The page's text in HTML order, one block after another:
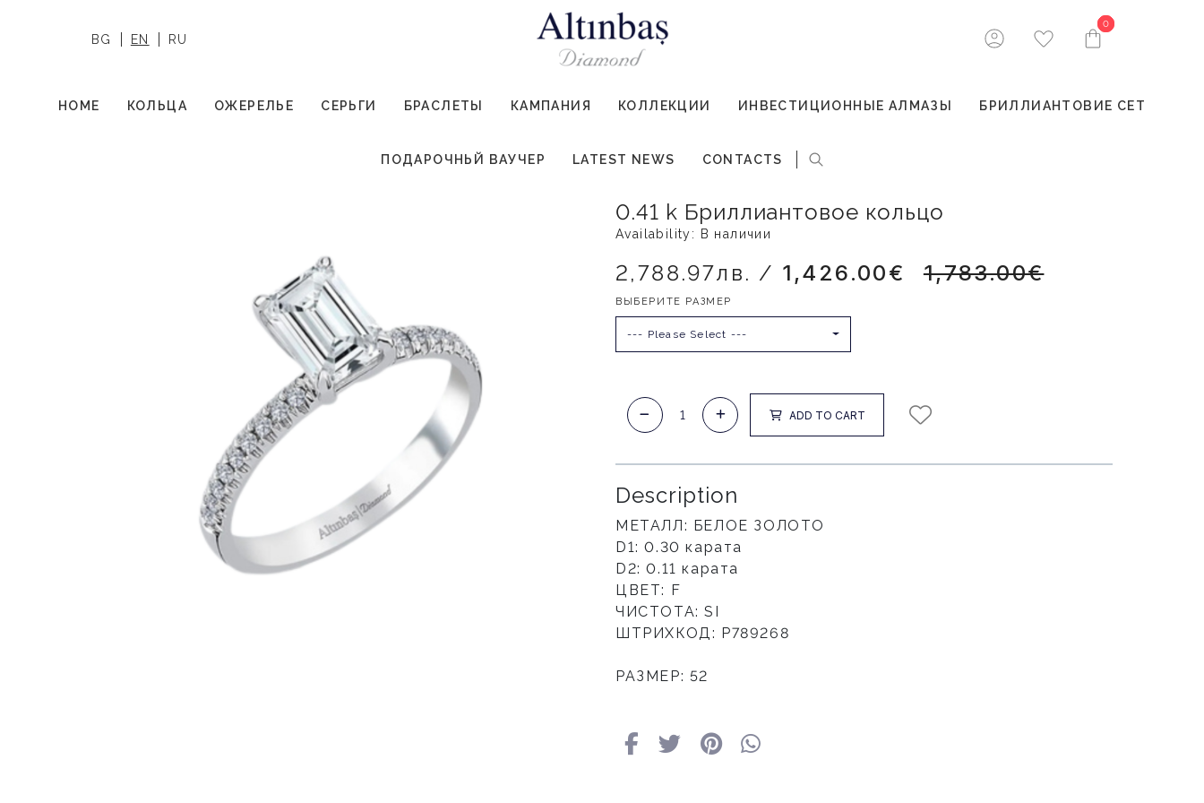
BG EN RU
0
0
HOME КОЛЬЦА ОЖЕРЕЛЬЕ СЕРЬГИ БРАСЛЕТЫ КАМПАНИЯ КОЛЛЕКЦИИ ИНВЕСТИЦИОННЫЕ АЛМАЗЫ БРИЛЛИАНТОВИЕ СЕТ
ПОДАРОЧНЬЙ ВАУЧЕР LATEST NEWS CONTACTS
0.41 k Бриллиантовое кольцо
Availability: В наличии
2,788.97лв. / 1,426.00€ 1,783.00€
ВЫБЕРИТЕ РАЗМЕР
--- Please Select ---
ADD TO CART
Description
МЕТАЛЛ: БЕЛОЕ ЗОЛОТО
D1: 0.30 карата
D2: 0.11 карата
ЦВЕТ: F
ЧИСТОТА: SI
ШТРИХКОД: Р789268
РАЗМЕР: 52